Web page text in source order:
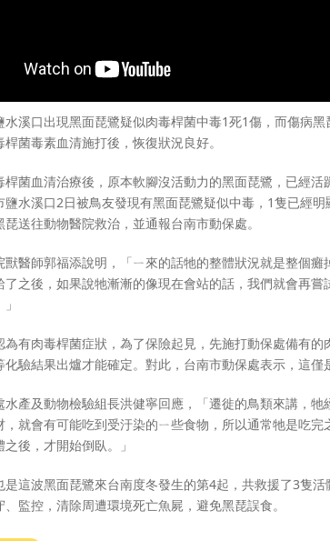
水溪口出現黑面琵鷺疑似肉毒桿菌中毒1死1傷，而傷病
菌毒素血清施打後，恢復狀況良好。
桿菌血清治療後，原本軟腳沒活動力的黑面琵鷺，已經
鹽水溪口2日被鳥友發現有黑面琵鷺疑似中毒，1隻已經
送往動物醫院救治，並通報台南市動保處。
獸醫師郭福添說明，「ㄧ來的話牠的整體狀況就是整個
了之後，如果說牠漸漸的像現在會站的話，我們就會再
為有肉毒桿菌症狀，為了保險起見，先施打動保處備有
化驗結果出爐才能確定。對此，台南市動保處表示，這僅
水產及動物檢驗組長洪健寧回應，「遷徙的鳥類來講，
，就會有可能吃到受汙染的ㄧ些食物，所以通常牠是吃
後，才開始倒臥。」
是這波黑面琵鷺來台南度冬發生的第4起，共救援了3隻
監控，清除周遭環境死亡魚屍，避免黑琵誤食。